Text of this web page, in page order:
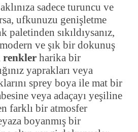
sadece turuncu ve
ufkunuzu genişletme
paletinden sıkıldıysanız,
ve şık bir dokunuş
renkler harika bir
yaprakları veya
sprey boya ile mat bir
veya adaçayı yeşiline
farklı bir atmosfer
boyanmış bir